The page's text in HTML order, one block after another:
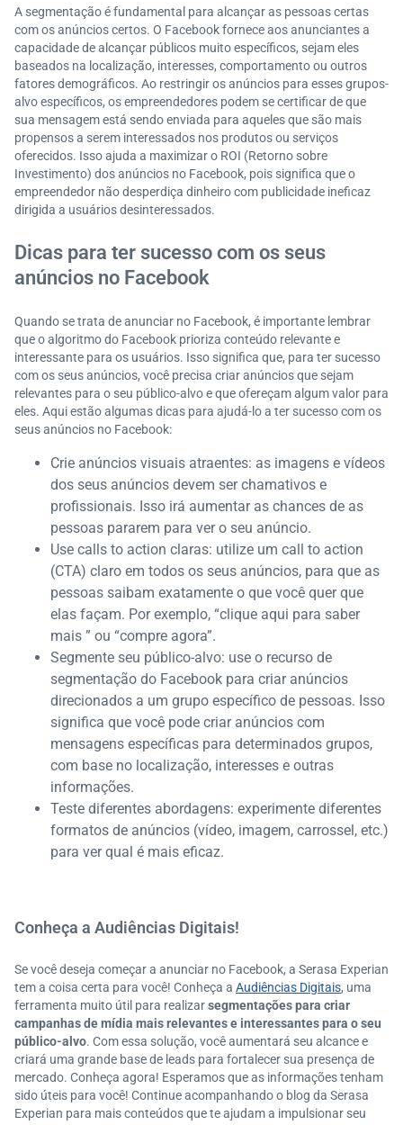
A segmentação é fundamental para alcançar as pessoas certas
com os anúncios certos. O Facebook fornece aos anunciantes a
capacidade de alcançar públicos muito específicos, sejam eles
baseados na localização, interesses, comportamento ou outros
fatores demográficos. Ao restringir os anúncios para esses grupos-
alvo específicos, os empreendedores podem se certificar de que
sua mensagem está sendo enviada para aqueles que são mais
propensos a serem interessados nos produtos ou serviços
oferecidos. Isso ajuda a maximizar o ROI (Retorno sobre
Investimento) dos anúncios no Facebook, pois significa que o
empreendedor não desperdiça dinheiro com publicidade ineficaz
dirigida a usuários desinteressados.
Dicas para ter sucesso com os seus
anúncios no Facebook
Quando se trata de anunciar no Facebook, é importante lembrar
que o algoritmo do Facebook prioriza conteúdo relevante e
interessante para os usuários. Isso significa que, para ter sucesso
com os seus anúncios, você precisa criar anúncios que sejam
relevantes para o seu público-alvo e que ofereçam algum valor para
eles. Aqui estão algumas dicas para ajudá-lo a ter sucesso com os
seus anúncios no Facebook:
Crie anúncios visuais atraentes: as imagens e vídeos
dos seus anúncios devem ser chamativos e
profissionais. Isso irá aumentar as chances de as
pessoas pararem para ver o seu anúncio.
Use calls to action claras: utilize um call to action
(CTA) claro em todos os seus anúncios, para que as
pessoas saibam exatamente o que você quer que
elas façam. Por exemplo, “clique aqui para saber
mais ” ou “compre agora”.
Segmente seu público-alvo: use o recurso de
segmentação do Facebook para criar anúncios
direcionados a um grupo específico de pessoas. Isso
significa que você pode criar anúncios com
mensagens específicas para determinados grupos,
com base no localização, interesses e outras
informações.
Teste diferentes abordagens: experimente diferentes
formatos de anúncios (vídeo, imagem, carrossel, etc.)
para ver qual é mais eficaz.
Conheça a Audiências Digitais!
Se você deseja começar a anunciar no Facebook, a Serasa Experian
tem a coisa certa para você! Conheça a Audiências Digitais, uma
ferramenta muito útil para realizarsegmentações para criar
campanhas de mídia mais relevantes e interessantes para o seu
público-alvo. Com essa solução, você aumentará seu alcance e
criará uma grande base de leads para fortalecer sua presença de
mercado. Conheça agora! Esperamos que as informações tenham
sido úteis para você! Continue acompanhando o blog da Serasa
Experian para mais conteúdos que te ajudam a impulsionar seu